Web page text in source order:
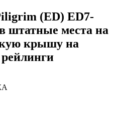
(ED) ED7-
штатные места на
крышу на